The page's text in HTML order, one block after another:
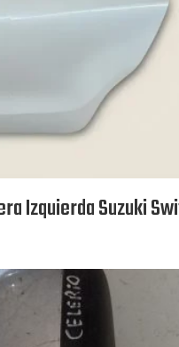
Izquierda Suzuki